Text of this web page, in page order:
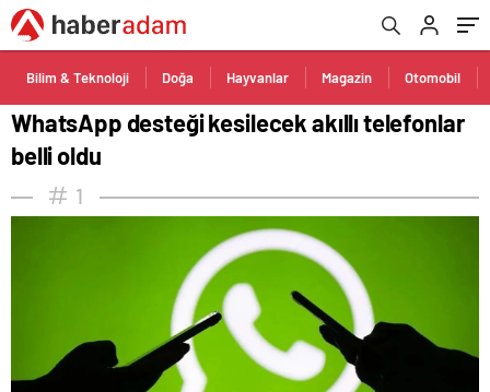
Bilim & Teknoloji Doğa Hayvanlar Magazin Otomobil
WhatsApp desteği kesilecek akıllı telefonlar
belli oldu
1